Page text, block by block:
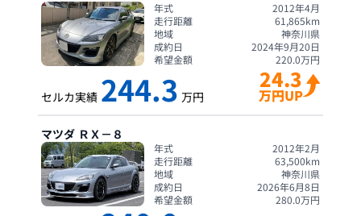
年式
2012年4月
走行距離
61,865km
地域
神奈川県
成約日
2024年9月20日
希望金額
220.0万円
セルカ実績 244.3 万円
24.3
万円UP
マツダ ＲＸ－８
年式
2012年2月
走行距離
63,500km
地域
神奈川県
成約日
2026年6月8日
希望金額
280.0万円